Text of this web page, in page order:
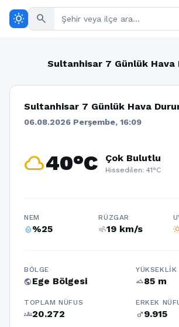
wb_sunny search
Sultanhisar 7 Günlük Hava
Sultanhisar 7 Günlük Hava
06.08.2026 Perşembe, 16:09
cloud40°C Çok Bulutlu
Hissedilen: 41°C
NEM
humidity_percentage%25
RÜZGAR
air19 km/s
BÖLGE
publicEge Bölgesi
YÜKSEKLIK
terrain85 m
TOPLAM NÜFUS
groups20.272
ERKEK
male9.915